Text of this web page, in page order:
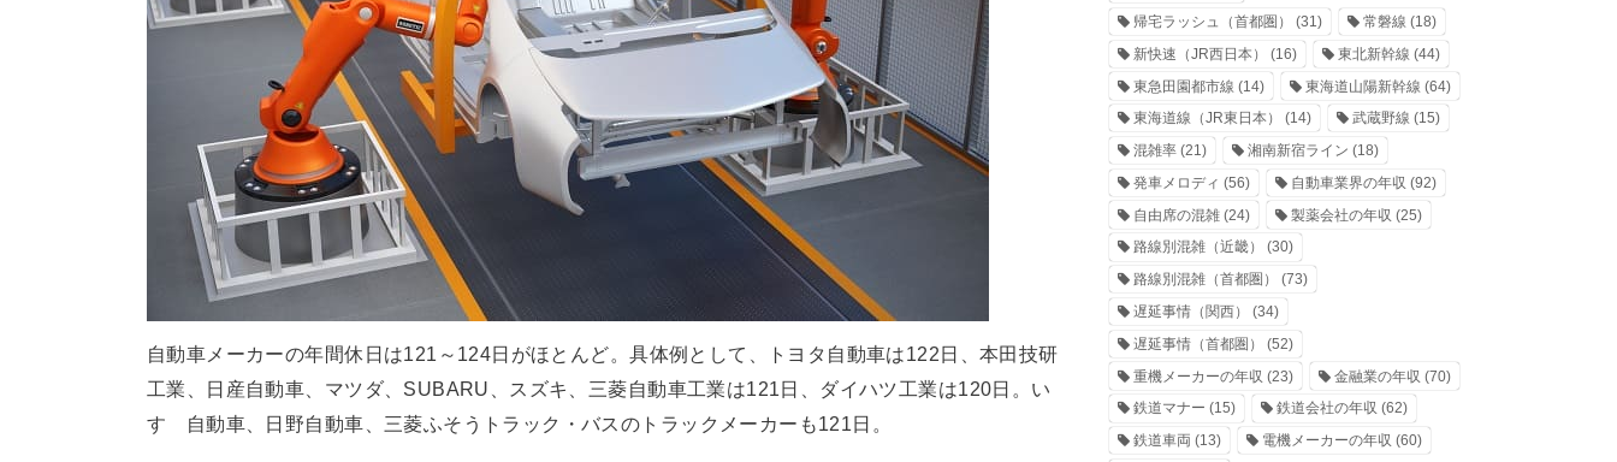
自動車メーカーの年間休日は121～124日がほとんど。具体例として、トヨタ自動車は122日、本田技研
工業、日産自動車、マツダ、SUBARU、スズキ、三菱自動車工業は121日、ダイハツ工業は120日。い
すゞ自動車、日野自動車、三菱ふそうトラック・バスのトラックメーカーも121日。
帰宅ラッシュ（首都圏）
(31) 常磐線 (18)
新快速（JR西日本）
(16) 東北新幹線 (44)
東急田園都市線 (14) 東海道山陽新幹線 (64)
東海道線（JR東日本）
(14) 武蔵野線 (15)
混雑率 (21) 湘南新宿ライン (18)
発車メロディ (56) 自動車業界の年収 (92)
自由席の混雑 (24) 製薬会社の年収 (25)
路線別混雑（近畿）
(30)
路線別混雑（首都圏）
(73)
遅延事情（関西）
(34)
遅延事情（首都圏）
(52)
重機メーカーの年収 (23) 金融業の年収 (70)
鉄道マナー (15) 鉄道会社の年収 (62)
鉄道車両 (13) 電機メーカーの年収 (60)